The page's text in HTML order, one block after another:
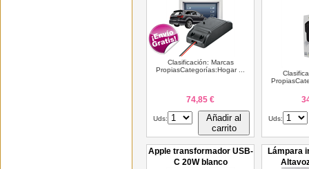
Clasificación: Marcas
PropiasCategorías:Hogar ...
74,85 €
Uds:
Añadir al
carrito
Uds:
Apple transformador USB-
C 20W blanco
Lámpara